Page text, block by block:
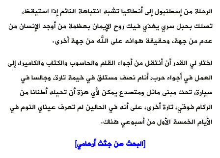
الرحلة من إسطنبول إلى أنطاكيا تشبه انتباهة النائم إذا استيقظ،
تصلك بحبل سري يغذي فيك روح الإيمان بعظمة من أوجد الإنسان من
عدم من جهة، وحقيقة هوانه على الله من جهة أخرى.
اختار لي القدر أن أنتقل من أجواء القلم والحاسوب والكتاب والكاميرا، إلى
العمل في أجواء حرب، أنام نصف مستلق في خيمة تارة، وجالسا في
سيارة، تحت مبنى مائل ومتصدع يمكن لأي هزة أن تحيله أطنانا من
الركام فوقي، تارة أخرى، على أنه في الحالين لم تعرف عيناي النوم في
الأيام الخمسة الأول من أسبوعي هناك.
[البحث عن جثث أرحامي]